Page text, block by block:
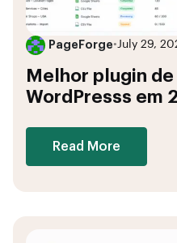
PageForge•July 29,
Melhor plugin de
WordPresss em
Read More